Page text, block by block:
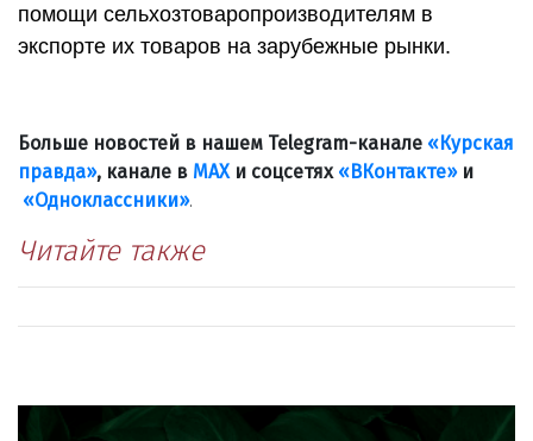
помощи сельхозтоваропроизводителям в
экспорте их товаров на зарубежные рынки.
Больше новостей в нашем Telegram-канале «Курская
правда», канале в МАХи соцсетях «ВКонтакте»и
«Одноклассники».
Читайте также